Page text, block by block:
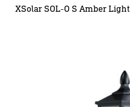
XSolar SOL-O S Amber Light